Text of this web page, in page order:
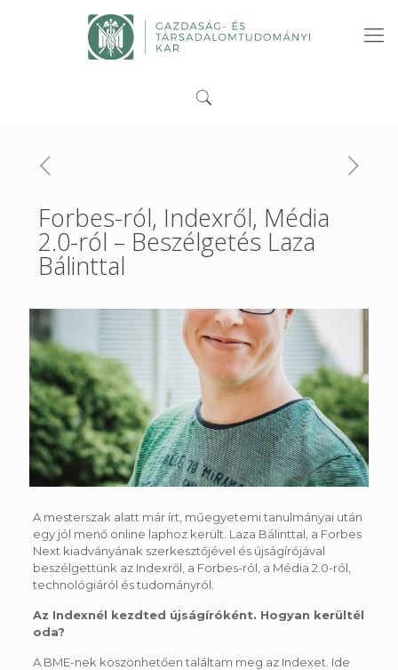
Forbes-ról, Indexről, Média
2.0-ról – Beszélgetés Laza
Bálinttal
A mesterszak alatt már írt, műegyetemi tanulmányai után
egy jól menő online laphoz került. Laza Bálinttal, a Forbes
Next kiadványának szerkesztőjével és újságírójával
beszélgettünk az Indexről, a Forbes-ról, a Média 2.0-ról,
technológiáról és tudományról.
Az Indexnél kezdted újságíróként. Hogyan kerültél
oda?
A BME-nek köszönhetően találtam meg az Indexet. Ide